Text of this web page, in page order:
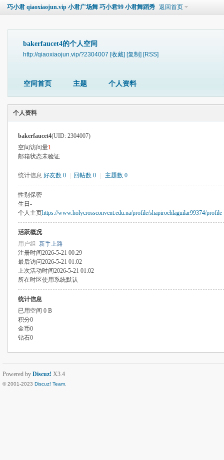
巧小君 qiaoxiaojun.vip 小君广场舞 巧小君99 小君舞蹈秀 返回首页
bakerfaucet4的个人空间
http://qiaoxiaojun.vip/?2304007 [收藏] [复制] [RSS]
空间首页 主题 个人资料
个人资料
bakerfaucet4(UID: 2304007)
空间访问量1
邮箱状态未验证
统计信息 好友数 0 回帖数 0 主题数 0
性别 保密
生日 -
个人主页https://www.holycrossconvent.edu.na/profile/shapiroehlaguilar99374/profile
活跃概况
用户组 新手上路
注册时间2026-5-21 00:29
最后访问2026-5-21 01:02
上次活动时间2026-5-21 01:02
所在时区使用系统默认
统计信息
已用空间 0 B
积分0
金币0
钻石0
Powered by Discuz! X3.4
© 2001-2023 Discuz! Team